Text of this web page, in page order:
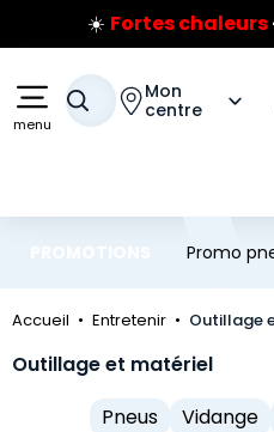
Aller au contenu principal
Aller à la navigation
Prix coûtant
🔥Extincteur :
Jusqu'à 120€ remboursés
menu
Votre recherche
Mon
centre
Promo
Accueil Entretenir Outillage
Outillage et matériel
Pneus
Vidange